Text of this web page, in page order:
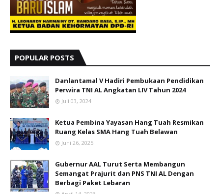
POPULAR POSTS
Danlantamal V Hadiri Pembukaan Pendidikan
Perwira TNI AL Angkatan LIV Tahun 2024
Juli 03, 2024
Ketua Pembina Yayasan Hang Tuah Resmikan
Ruang Kelas SMA Hang Tuah Belawan
Juni 26, 2025
Gubernur AAL Turut Serta Membangun
Semangat Prajurit dan PNS TNI AL Dengan
Berbagi Paket Lebaran